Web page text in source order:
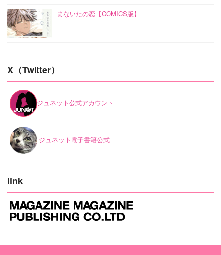
まないたの恋【COMICS版】
X（Twitter）
ジュネット公式アカウント
ジュネット電子書籍公式
link